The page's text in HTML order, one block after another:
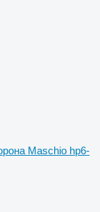
Maschio hp6-